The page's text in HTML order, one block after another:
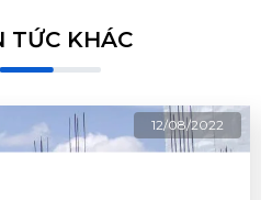
TỨC KHÁC
12/08/2022